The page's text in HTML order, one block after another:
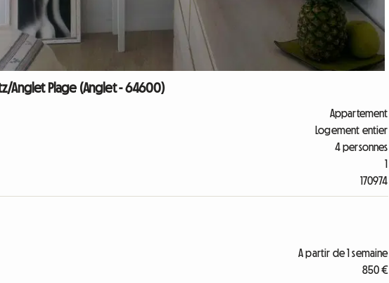
Anglet Plage (Anglet - 64600)
Appartement
Logement entier
4 personnes
1
170974
A partir de 1 semaine
850 €